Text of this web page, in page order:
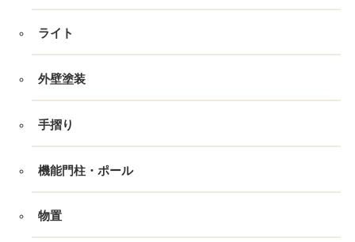
ライト
外壁塗装
手摺り
機能門柱・ポール
物置